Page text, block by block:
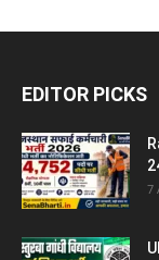
EDITOR PICKS
7